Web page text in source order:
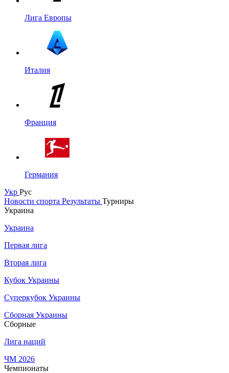
Лига Европы
Италия
Франция
Германия
Укр Рус
Новости спорта Результаты Турниры
Украина
Украина
Первая лига
Вторая лига
Кубок Украины
Суперкубок Украины
Сборная Украины
Сборные
Лига наций
ЧМ 2026
Чемпионаты